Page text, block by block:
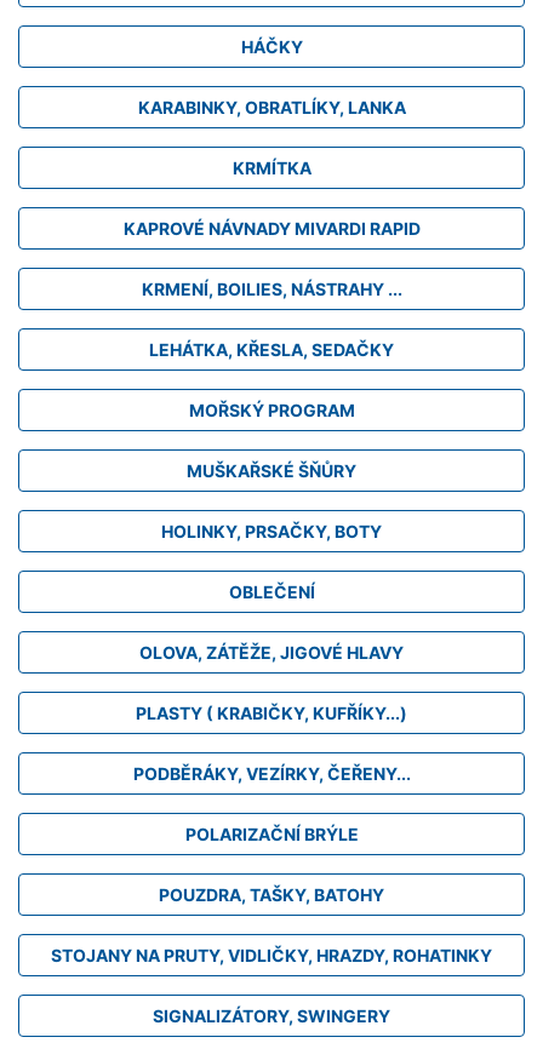
HÁČKY
KARABINKY, OBRATLÍKY, LANKA
KRMÍTKA
KAPROVÉ NÁVNADY MIVARDI RAPID
KRMENÍ, BOILIES, NÁSTRAHY ...
LEHÁTKA, KŘESLA, SEDAČKY
MOŘSKÝ PROGRAM
MUŠKAŘSKÉ ŠŇŮRY
HOLINKY, PRSAČKY, BOTY
OBLEČENÍ
OLOVA, ZÁTĚŽE, JIGOVÉ HLAVY
PLASTY ( KRABIČKY, KUFŘÍKY...)
PODBĚRÁKY, VEZÍRKY, ČEŘENY...
POLARIZAČNÍ BRÝLE
POUZDRA, TAŠKY, BATOHY
STOJANY NA PRUTY, VIDLIČKY, HRAZDY, ROHATINKY
SIGNALIZÁTORY, SWINGERY